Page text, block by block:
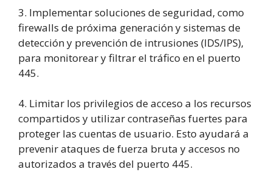
3. Implementar soluciones de seguridad, como
firewalls de próxima generación y sistemas de
detección y prevención de intrusiones (IDS/IPS),
para monitorear y filtrar el tráfico en el puerto
445.
4. Limitar los privilegios de acceso a los recursos
compartidos y utilizar contraseñas fuertes para
proteger las cuentas de usuario. Esto ayudará a
prevenir ataques de fuerza bruta y accesos no
autorizados a través del puerto 445.